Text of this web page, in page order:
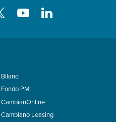
Bilanci
Fondo PMI
CambianOnline
Cambiano Leasing